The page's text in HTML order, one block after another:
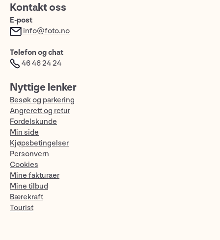
Kontakt oss
E-post
info@foto.no
Telefon og chat
46 46 24 24
Nyttige lenker
Besøk og parkering
Angrerett og retur
Fordelskunde
Min side
Kjøpsbetingelser
Personvern
Cookies
Mine fakturaer
Mine tilbud
Bærekraft
Tourist